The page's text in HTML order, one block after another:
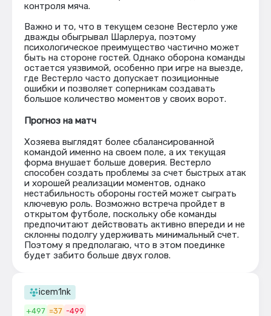
контроля мяча.
Важно и то, что в текущем сезоне Вестерло уже
дважды обыгрывал Шарлеруа, поэтому
психологическое преимущество частично может
быть на стороне гостей. Однако оборона команды
остается уязвимой, особенно при игре на выезде,
где Вестерло часто допускает позиционные
ошибки и позволяет соперникам создавать
большое количество моментов у своих ворот.
Прогноз на матч
Хозяева выглядят более сбалансированной
командой именно на своем поле, а их текущая
форма внушает больше доверия. Вестерло
способен создать проблемы за счет быстрых атак
и хорошей реализации моментов, однако
нестабильность обороны гостей может сыграть
ключевую роль. Возможно встреча пройдет в
открытом футболе, поскольку обе команды
предпочитают действовать активно впереди и не
склонны подолгу удерживать минимальный счет.
Поэтому я предполагаю, что в этом поединке
будет забито больше двух голов.
icem1nk
+497 =37 -499